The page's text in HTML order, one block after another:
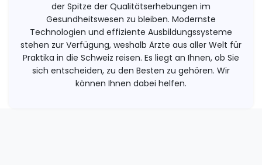
der Spitze der Qualitätserhebungen im
Gesundheitswesen zu bleiben. Modernste
Technologien und effiziente Ausbildungssysteme
stehen zur Verfügung, weshalb Ärzte aus aller Welt für
Praktika in die Schweiz reisen. Es liegt an Ihnen, ob Sie
sich entscheiden, zu den Besten zu gehören. Wir
können Ihnen dabei helfen.